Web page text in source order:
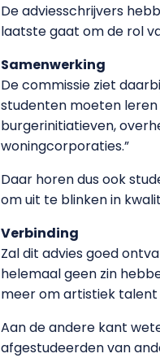
De adviesschrijvers
laatste gaat om de rol
Samenwerking
De commissie ziet
studenten moeten leren
burgerinitiatieven,
woningcorporaties.”
Daar horen dus ook
om uit te blinken in
Verbinding
Zal dit advies goed
helemaal geen zin
meer om artistiek talent
Aan de andere kant
afgestudeerden van